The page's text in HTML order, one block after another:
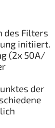
des Filters
initiiert.
(2x 50A/
der